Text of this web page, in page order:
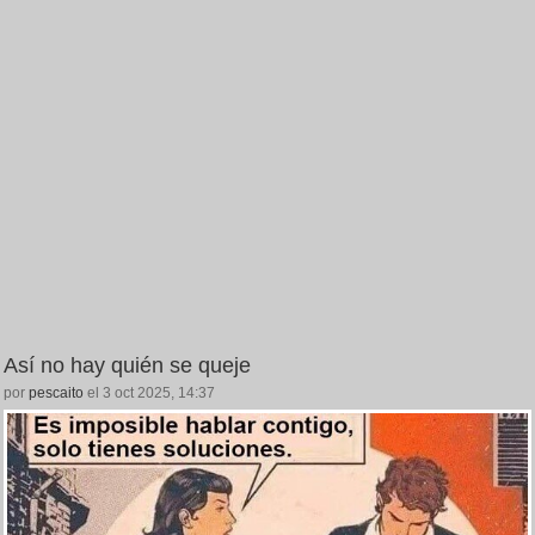
Así no hay quién se queje
por pescaito el 3 oct 2025, 14:37